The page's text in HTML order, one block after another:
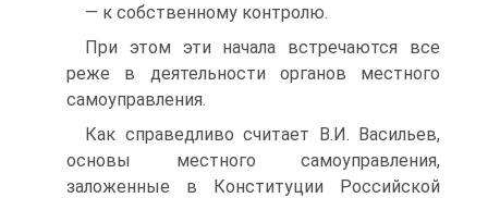
— к собственному контролю.
При этом эти начала встречаются все
реже в деятельности органов местного
самоуправления.
Как справедливо считает В.И. Васильев,
основы местного самоуправления,
заложенные в Конституции Российской